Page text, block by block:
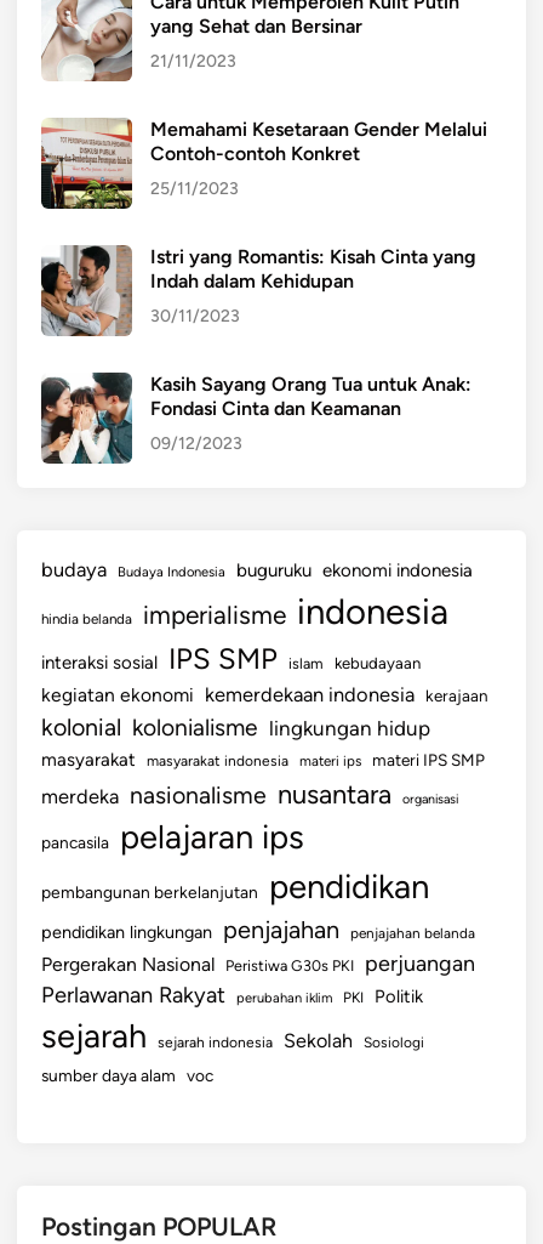
a
n
a
n
m
u
m
yang Sehat dan Bersinar
21/11/2023
Memahami Kesetaraan Gender Melalui
Contoh-contoh Konkret
25/11/2023
Istri yang Romantis: Kisah Cinta yang
Indah dalam Kehidupan
30/11/2023
Kasih Sayang Orang Tua untuk Anak:
Fondasi Cinta dan Keamanan
09/12/2023
budaya Budaya Indonesia buguruku ekonomi indonesia
hindia belanda imperialisme indonesia
interaksi sosial IPS SMP islam kebudayaan
kegiatan ekonomi kemerdekaan indonesia kerajaan
kolonial kolonialisme lingkungan hidup
masyarakat masyarakat indonesia materi ips materi IPS SMP
merdeka nasionalisme nusantara organisasi
pancasila pelajaran ips
pembangunan berkelanjutan pendidikan
pendidikan lingkungan penjajahan penjajahan belanda
Pergerakan Nasional Peristiwa G30s PKI perjuangan
Perlawanan Rakyat perubahan iklim PKI Politik
sejarah sejarah indonesia Sekolah Sosiologi
sumber daya alam voc
Postingan POPULAR